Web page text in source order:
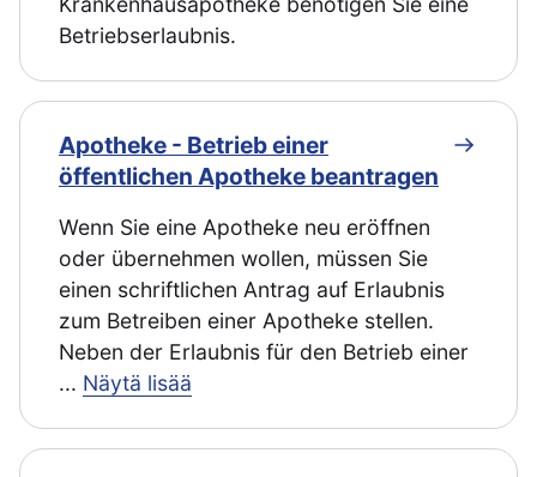
Betriebserlaubnis.
Apotheke - Betrieb einer
öffentlichen Apotheke beantragen
Wenn Sie eine Apotheke neu eröffnen
oder übernehmen wollen, müssen Sie
einen schriftlichen Antrag auf Erlaubnis
zum Betreiben einer Apotheke stellen.
Neben der Erlaubnis für den Betrieb einer
... Näytä lisää